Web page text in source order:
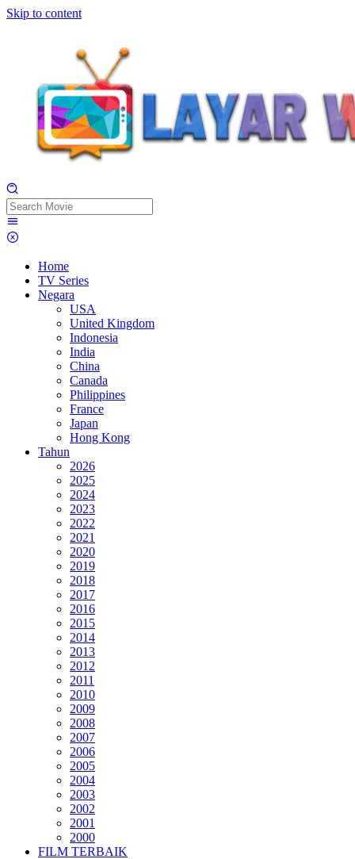
Skip to content
Home
TV Series
Negara
USA
United Kingdom
Indonesia
India
China
Canada
Philippines
France
Japan
Hong Kong
Tahun
2026
2025
2024
2023
2022
2021
2020
2019
2018
2017
2016
2015
2014
2013
2012
2011
2010
2009
2008
2007
2006
2005
2004
2003
2002
2001
2000
FILM TERBAIK